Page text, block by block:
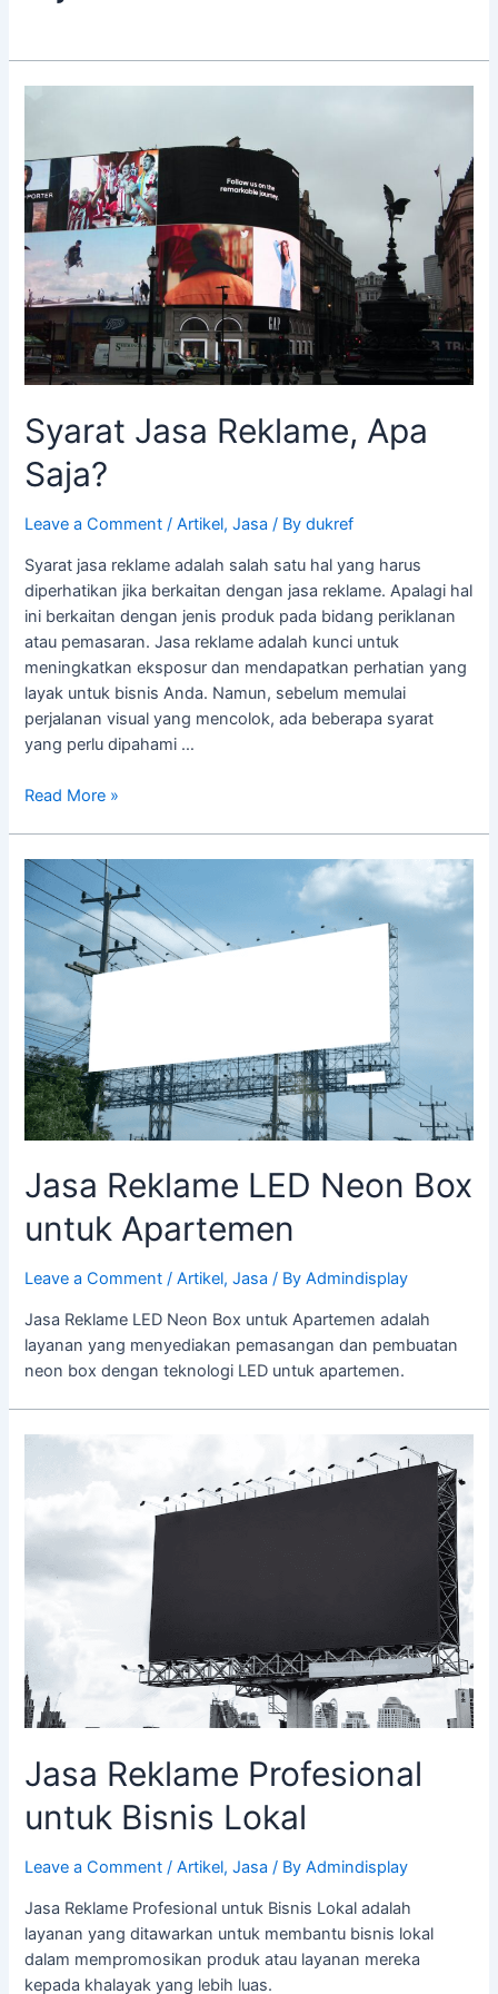
Syarat Jasa Reklame, Apa
Saja?
Leave a Comment /Artikel,Jasa / Bydukref
Syarat jasa reklame adalah salah satu hal yang harus
diperhatikan jika berkaitan dengan jasa reklame. Apalagi hal
ini berkaitan dengan jenis produk pada bidang periklanan
atau pemasaran. Jasa reklame adalah kunci untuk
meningkatkan eksposur dan mendapatkan perhatian yang
layak untuk bisnis Anda. Namun, sebelum memulai
perjalanan visual yang mencolok, ada beberapa syarat
yang perlu dipahami …
Apa
Saja?
Read More »
Jasa Reklame LED Neon Box
untuk Apartemen
Leave a Comment /Artikel,Jasa / ByAdmindisplay
Jasa Reklame LED Neon Box untuk Apartemen adalah
layanan yang menyediakan pemasangan dan pembuatan
neon box dengan teknologi LED untuk apartemen.
Jasa Reklame Profesional
untuk Bisnis Lokal
Leave a Comment /Artikel,Jasa / ByAdmindisplay
Jasa Reklame Profesional untuk Bisnis Lokal adalah
layanan yang ditawarkan untuk membantu bisnis lokal
dalam mempromosikan produk atau layanan mereka
kepada khalayak yang lebih luas.